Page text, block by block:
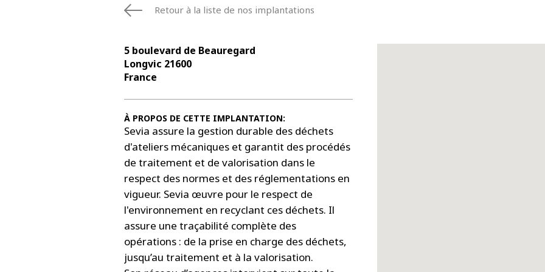
Retour à la liste de nos implantations
5 boulevard de Beauregard
Longvic 21600
France
À PROPOS DE CETTE IMPLANTATION:
Sevia assure la gestion durable des déchets
d'ateliers mécaniques et garantit des procédés
de traitement et de valorisation dans le
respect des normes et des réglementations en
vigueur. Sevia œuvre pour le respect de
l'environnement en recyclant ces déchets. Il
assure une traçabilité complète des
opérations : de la prise en charge des déchets,
jusqu’au traitement et à la valorisation.